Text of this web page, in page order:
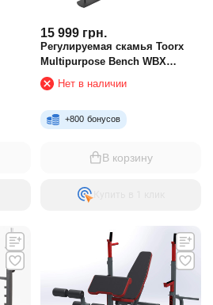
15 999 грн.
Регулируемая скамья Toorx
Multipurpose Bench WBX
180MFIT
Нет в наличии
+800 бонусов
В корзину
Купить в 1 клик